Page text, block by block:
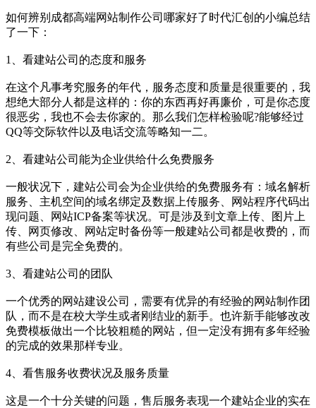
如何辨别成都高端网站制作公司哪家好了时代汇创的小编总结
了一下：
1、看建站公司的态度和服务
在这个凡事考究服务的年代，服务态度和质量是很重要的，我
想绝大部分人都是这样的：你的东西再好再廉价，可是你态度
很恶劣，我也不会去你家的。那么我们怎样检验呢?能够经过
QQ等交际软件以及电话交流等略知一二。
2、看建站公司能为企业供给什么免费服务
一般状况下，建站公司会为企业供给的免费服务有：域名解析
服务、主机空间的域名绑定及数据上传服务、网站程序代码出
现问题、网站ICP备案等状况。可是涉及到文章上传、图片上
传、网页修改、网站定时备份等一般建站公司都是收费的，而
有些公司是完全免费的。
3、看建站公司的团队
一个优秀的网站建设公司，需要有优异的有经验的网站制作团
队，而不是在校大学生或者刚结业的新手。也许新手能够改改
免费模板做出一个比较粗糙的网站，但一定没有拥有多年经验
的完成的效果那样专业。
4、看售服务收费状况及服务质量
这是一个十分关键的问题，售后服务表现一个建站企业的实在